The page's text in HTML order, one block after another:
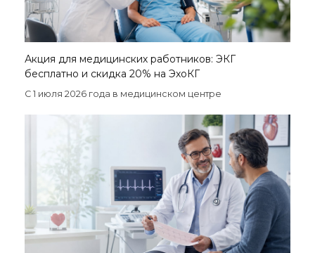
Акция для медицинских работников: ЭКГ
бесплатно и скидка 20% на ЭхоКГ
С 1 июля 2026 года в медицинском центре